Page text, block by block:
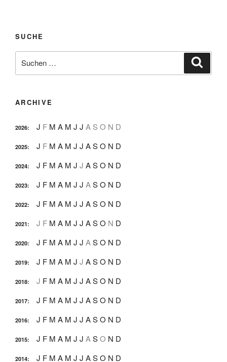
SUCHE
nach:
ARCHIVE
2026: J F M A M J J A S O N D
2025: J F M A M J J ASO N D
2024: J F M A M J J ASO N D
2023: J F M A M J J ASO N D
2022: J F M A M J J ASO N D
2021: J F M A M J J ASO N D
2020: J F M A M J J ASO N D
2019: J F M A M J J ASO N D
2018: J F M A M J J ASO N D
2017: J F M A M J J ASO N D
2016: J F M A M J J ASO N D
2015: J F M A M J J ASO N D
2014: J F M A M J J ASO N D